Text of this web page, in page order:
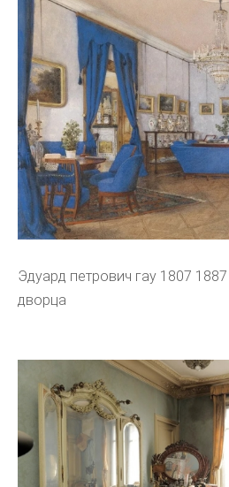
Эдуард петрович гау 1807
дворца